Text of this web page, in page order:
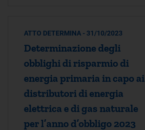
ATTO DETERMINA - 31/10/2023
Determinazione degli
obblighi di risparmio di
energia primaria in capo ai
distributori di energia
elettrica e di gas naturale
per l’anno d’obbligo 2023